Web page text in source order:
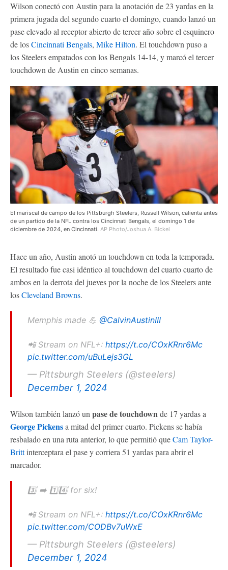
Wilson conectó con Austin para la anotación de 23 yardas en la
primera jugada del segundo cuarto el domingo, cuando lanzó un
pase elevado al receptor abierto de tercer año sobre el esquinero
de losCincinnati Bengals, Mike Hilton. El touchdown puso a
los Steelers empatados con los Bengals 14-14, y marcó el tercer
touchdown de Austin en cinco semanas.
El mariscal de campo de los Pittsburgh Steelers, Russell Wilson, calienta antes
de un partido de la NFL contra los Cincinnati Bengals, el domingo 1 de
diciembre de 2024, en Cincinnati. AP Photo/Joshua A. Bickel
Hace un año, Austin anotó un touchdown en toda la temporada.
El resultado fue casi idéntico al touchdown del cuarto cuarto de
ambos en la derrota del jueves por la noche de los Steelers ante
losCleveland Browns.
Memphis made 💪 @CalvinAustinIII
📲 Stream on NFL+: https://t.co/COxKRnr6Mc
pic.twitter.com/uBuLejs3GL
— Pittsburgh Steelers (@steelers)
December 1, 2024
Wilson también lanzó un pase de touchdownde 17 yardas a
George Pickensa mitad del primer cuarto. Pickens se había
resbalado en una ruta anterior, lo que permitió queCam Taylor-
Brittinterceptara el pase y corriera 51 yardas para abrir el
marcador.
3️⃣ ➡️ 1️⃣4️⃣ for six!
📲 Stream on NFL+: https://t.co/COxKRnr6Mc
pic.twitter.com/CODBv7uWxE
— Pittsburgh Steelers (@steelers)
December 1, 2024